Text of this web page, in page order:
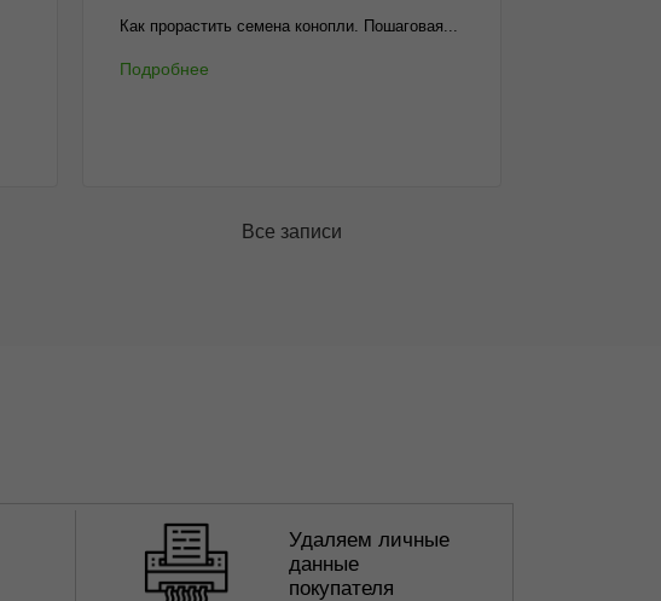
Как прорастить семена конопли. Пошаговая...
Подробнее
Все записи
Удаляем личные
данные
покупателя